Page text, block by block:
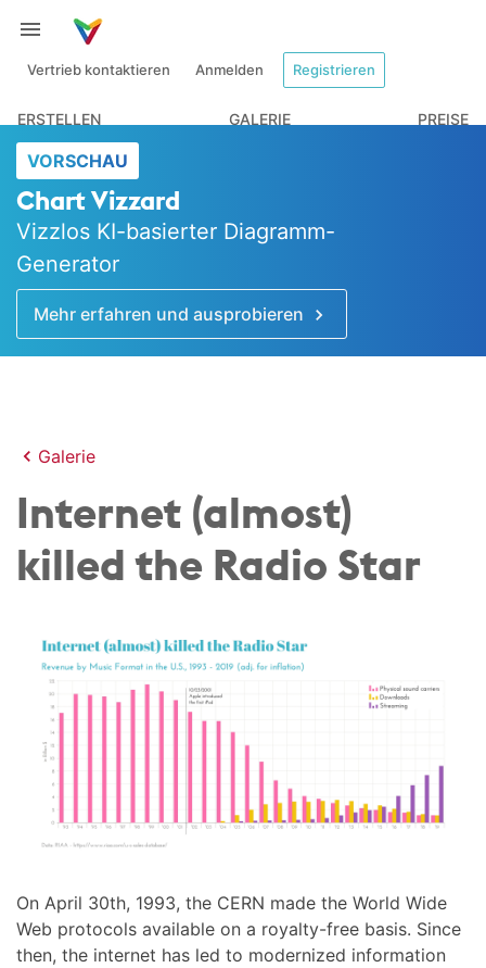
Vertrieb kontaktieren Anmelden Registrieren
ERSTELLEN GALERIE PREISE
VORSCHAU
Chart Vizzard
Vizzlos KI-basierter Diagramm-
Generator
Mehr erfahren und ausprobieren
Galerie
Internet (almost)
killed the Radio Star
On April 30th, 1993, the CERN made the World Wide
Web protocols available on a royalty-free basis. Since
then, the internet has led to modernized information